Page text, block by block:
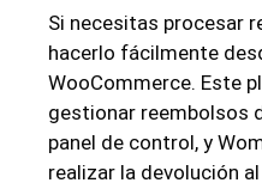
Si necesitas procesar
hacerlo fácilmente
WooCommerce. Este
gestionar reembolsos
panel de control, y
realizar la devolución